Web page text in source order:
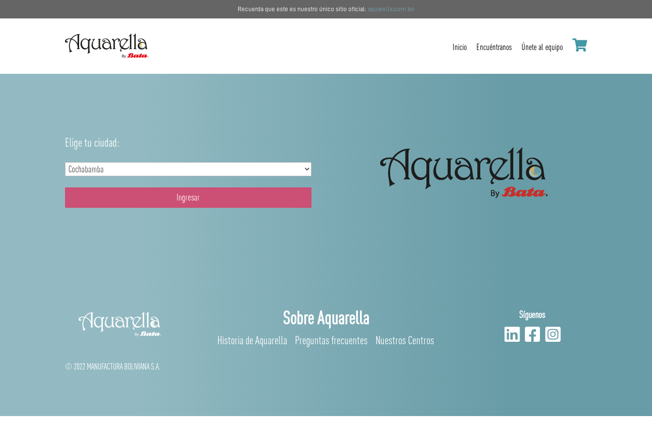
Recuerda que este es nuestro único sitio oficial: aquarella.com.bo
Inicio Encuéntranos Únete al equipo
Elige tu ciudad:
Ingresar
Sobre Aquarella
Historia de Aquarella Preguntas frecuentes Nuestros Centros
Síguenos
© 2022 MANUFACTURA BOLIVIANA S.A.